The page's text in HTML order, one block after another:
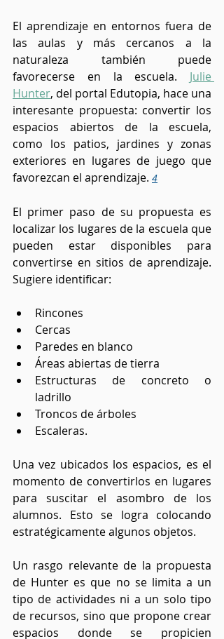
El aprendizaje en entornos fuera de
las aulas y más cercanos a la
naturaleza también puede
favorecerse en la escuela. Julie
Hunter, del portal Edutopia, hace una
interesante propuesta: convertir los
espacios abiertos de la escuela,
como los patios, jardines y zonas
exteriores en lugares de juego que
favorezcan el aprendizaje. 4
El primer paso de su propuesta es
localizar los lugares de la escuela que
pueden estar disponibles para
convertirse en sitios de aprendizaje.
Sugiere identificar:
Rincones
Cercas
Paredes en blanco
Áreas abiertas de tierra
Estructuras de concreto o
ladrillo
Troncos de árboles
Escaleras.
Una vez ubicados los espacios, es el
momento de convertirlos en lugares
para suscitar el asombro de los
alumnos. Esto se logra colocando
estratégicamente algunos objetos.
Un rasgo relevante de la propuesta
de Hunter es que no se limita a un
tipo de actividades ni a un solo tipo
de recursos, sino que propone crear
espacios donde se propicien